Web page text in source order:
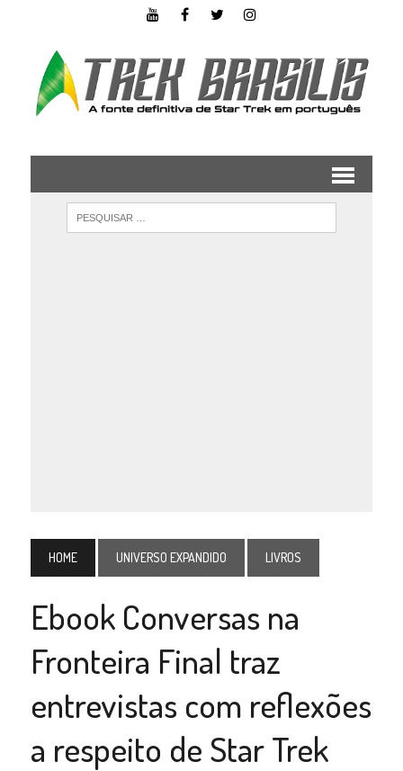
HOME UNIVERSO EXPANDIDO LIVROS
Ebook Conversas na
Fronteira Final traz
entrevistas com reflexões
a respeito de Star Trek